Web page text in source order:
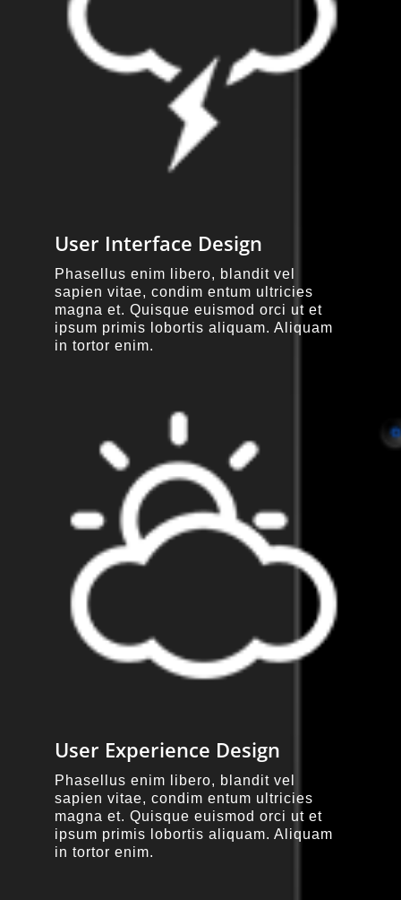
User Interface Design
Phasellus enim libero, blandit vel
sapien vitae, condim entum ultricies
magna et. Quisque euismod orci ut et
ipsum primis lobortis aliquam. Aliquam
in tortor enim.
User Experience Design
Phasellus enim libero, blandit vel
sapien vitae, condim entum ultricies
magna et. Quisque euismod orci ut et
ipsum primis lobortis aliquam. Aliquam
in tortor enim.